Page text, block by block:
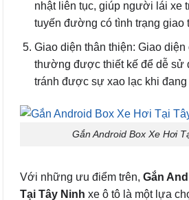
nhật liên tục, giúp người lái xe
tuyến đường có tình trạng giao
Giao diện thân thiện: Giao diện
thường được thiết kế để dễ sử
tránh được sự xao lạc khi đang
Gắn Android Box Xe Hơi
Với những ưu điểm trên, Gắn
Tại Tây Ninh xe ô tô là một lựa